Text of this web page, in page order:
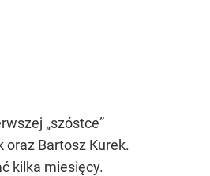
„szóstce”
oraz Bartosz Kurek.
kilka miesięcy.